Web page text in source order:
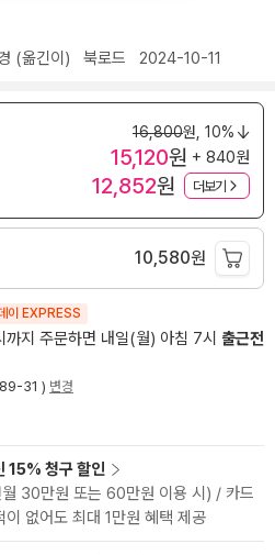
(옮긴이) 북로드 2024-10-11
16,800원, 10%
15,120원 + 840원
12,852원 더보기
10,580원
이 EXPRESS
지 주문하면 내일(월) 아침 7시 출근전
89-31 ) 변경
15% 청구 할인
30만원 또는 60만원 이용 시) / 카드
없어도 최대 1만원 혜택 제공